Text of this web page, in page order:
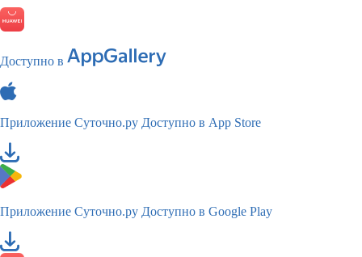
Доступно в
Приложение Суточно.ру Доступно в App Store
Приложение Суточно.ру Доступно в Google Play